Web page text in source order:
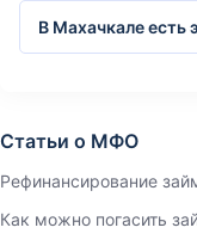
В Махачкале есть
Статьи о МФО
Рефинансирование
Как можно погасить